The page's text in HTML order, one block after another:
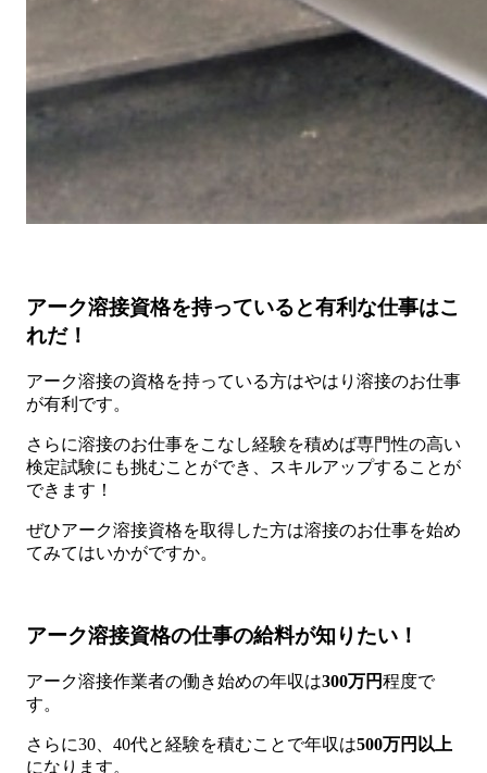
アーク溶接資格を持っていると有利な仕事はこ
れだ！
アーク溶接の資格を持っている方はやはり溶接のお仕事
が有利です。
さらに溶接のお仕事をこなし経験を積めば専門性の高い
検定試験にも挑むことができ、スキルアップすることが
できます！
ぜひアーク溶接資格を取得した方は溶接のお仕事を始め
てみてはいかがですか。
アーク溶接資格の仕事の給料が知りたい！
アーク溶接作業者の働き始めの年収は300万円程度で
す。
さらに30、40代と経験を積むことで年収は500万円以上
になります。